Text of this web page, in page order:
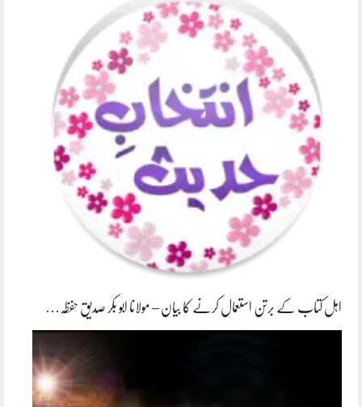
اہل کتاب کے برتن استعمال کرنے کا بیان – مولانا ابو بکر صدیق حفظہ…